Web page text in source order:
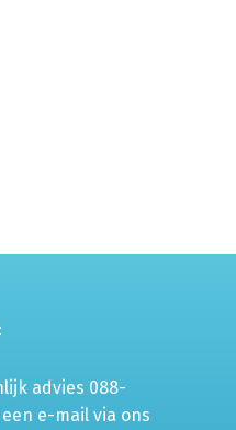
advies 088-
e-mail via ons